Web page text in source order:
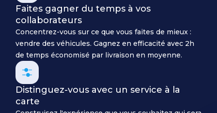
Faites gagner du temps à vos
collaborateurs
Concentrez-vous sur ce que vous faites de mieux :
vendre des véhicules. Gagnez en efficacité avec 2h
de temps économisé par livraison en moyenne.
Distinguez-vous avec un service à la
carte